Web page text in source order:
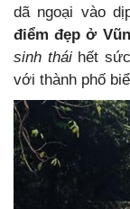
dã ngoại vào
điểm đẹp ở
sinh tháihết sức
với thành phố